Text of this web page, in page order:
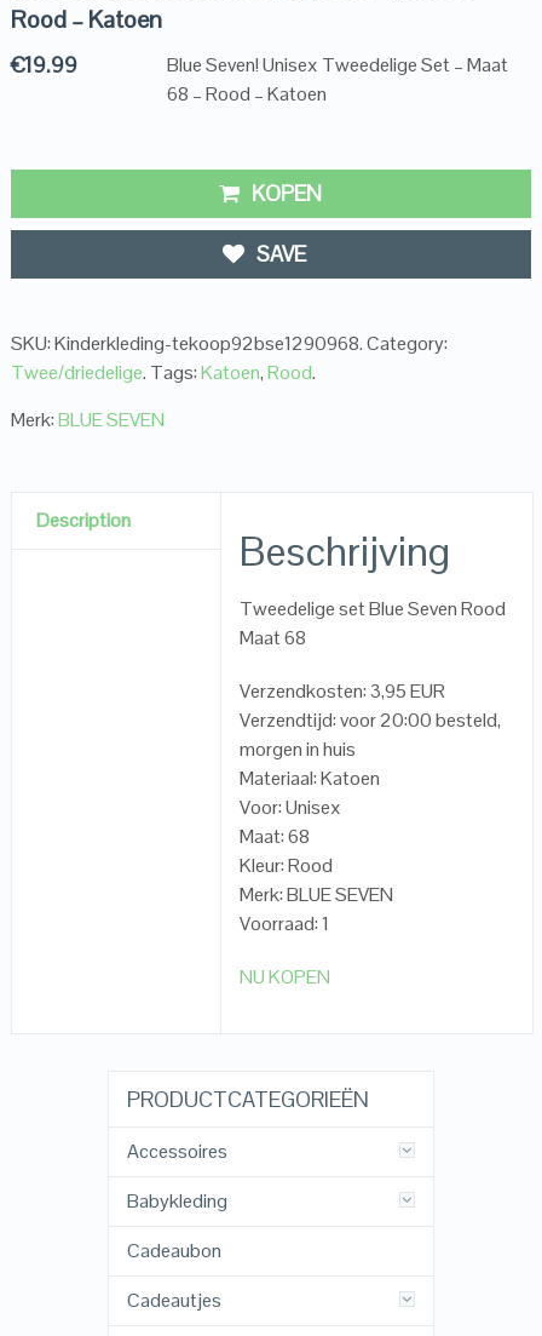
Rood – Katoen
€19.99
Blue Seven! Unisex Tweedelige Set – Maat
68 – Rood – Katoen
KOPEN
SAVE
SKU:Kinderkleding-tekoop92bse1290968.Category:
Twee/driedelige. Tags:Katoen,Rood.
Merk:BLUE SEVEN
Description
Beschrijving
Tweedelige set Blue Seven Rood
Maat 68
Verzendkosten: 3,95 EUR
Verzendtijd: voor 20:00 besteld,
morgen in huis
Materiaal: Katoen
Voor: Unisex
Maat: 68
Kleur: Rood
Merk: BLUE SEVEN
Voorraad: 1
NU KOPEN
PRODUCTCATEGORIEËN
Accessoires
Babykleding
Cadeaubon
Cadeautjes